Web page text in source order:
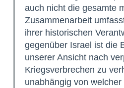
auch nicht die gesamte
Zusammenarbeit
ihrer historischen
gegenüber Israel ist die
unserer Ansicht nach
Kriegsverbrechen zu
unabhängig von